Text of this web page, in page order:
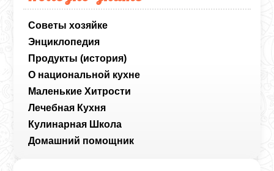
Советы хозяйке
Энциклопедия
Продукты (история)
О национальной кухне
Маленькие Хитрости
Лечебная Кухня
Кулинарная Школа
Домашний помощник